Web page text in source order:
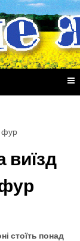
фур
виїзд
стоїть понад